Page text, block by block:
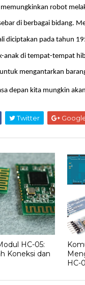
robot
di berbagai bidang.
diciptakan pada tahun
di tempat-tempat
mengantarkan
depan kita mungkin
Twitter
HC-05:
Koneksi dan
HC-